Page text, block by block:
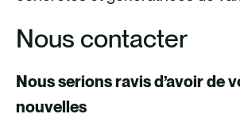
Nous contacter
Nous serions ravis d’avoir de
nouvelles